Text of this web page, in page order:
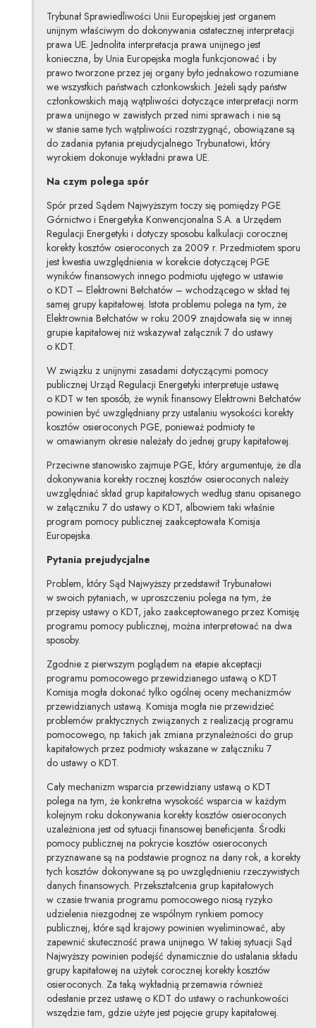
Trybunał Sprawiedliwości Unii Europejskiej jest organem
unijnym właściwym do dokonywania ostatecznej interpretacji
prawa UE. Jednolita interpretacja prawa unijnego jest
konieczna, by Unia Europejska mogła funkcjonować i by
prawo tworzone przez jej organy było jednakowo rozumiane
we wszystkich państwach członkowskich. Jeżeli sądy państw
członkowskich mają wątpliwości dotyczące interpretacji norm
prawa unijnego w zawisłych przed nimi sprawach i nie są
w stanie same tych wątpliwości rozstrzygnąć, obowiązane są
do zadania pytania prejudycjalnego Trybunałowi, który
wyrokiem dokonuje wykładni prawa UE.
Na czym polega spór
Spór przed Sądem Najwyższym toczy się pomiędzy PGE
Górnictwo i Energetyka Konwencjonalna S.A. a Urzędem
Regulacji Energetyki i dotyczy sposobu kalkulacji corocznej
korekty kosztów osieroconych za 2009 r. Przedmiotem sporu
jest kwestia uwzględnienia w korekcie dotyczącej PGE
wyników finansowych innego podmiotu ujętego w ustawie
o KDT – Elektrowni Bełchatów – wchodzącego w skład tej
samej grupy kapitałowej. Istota problemu polega na tym, że
Elektrownia Bełchatów w roku 2009 znajdowała się w innej
grupie kapitałowej niż wskazywał załącznik 7 do ustawy
o KDT.
W związku z unijnymi zasadami dotyczącymi pomocy
publicznej Urząd Regulacji Energetyki interpretuje ustawę
o KDT w ten sposób, że wynik finansowy Elektrowni Bełchatów
powinien być uwzględniany przy ustalaniu wysokości korekty
kosztów osieroconych PGE, ponieważ podmioty te
w omawianym okresie należały do jednej grupy kapitałowej.
Przeciwne stanowisko zajmuje PGE, który argumentuje, że dla
dokonywania korekty rocznej kosztów osieroconych należy
uwzględniać skład grup kapitałowych według stanu opisanego
w załączniku 7 do ustawy o KDT, albowiem taki właśnie
program pomocy publicznej zaakceptowała Komisja
Europejska.
Pytania prejudycjalne
Problem, który Sąd Najwyższy przedstawił Trybunałowi
w swoich pytaniach, w uproszczeniu polega na tym, że
przepisy ustawy o KDT, jako zaakceptowanego przez Komisję
programu pomocy publicznej, można interpretować na dwa
sposoby.
Zgodnie z pierwszym poglądem na etapie akceptacji
programu pomocowego przewidzianego ustawą o KDT
Komisja mogła dokonać tylko ogólnej oceny mechanizmów
przewidzianych ustawą. Komisja mogła nie przewidzieć
problemów praktycznych związanych z realizacją programu
pomocowego, np. takich jak zmiana przynależności do grup
kapitałowych przez podmioty wskazane w załączniku 7
do ustawy o KDT.
Cały mechanizm wsparcia przewidziany ustawą o KDT
polega na tym, że konkretna wysokość wsparcia w każdym
kolejnym roku dokonywania korekty kosztów osieroconych
uzależniona jest od sytuacji finansowej beneficjenta. Środki
pomocy publicznej na pokrycie kosztów osieroconych
przyznawane są na podstawie prognoz na dany rok, a korekty
tych kosztów dokonywane są po uwzględnieniu rzeczywistych
danych finansowych. Przekształcenia grup kapitałowych
w czasie trwania programu pomocowego niosą ryzyko
udzielenia niezgodnej ze wspólnym rynkiem pomocy
publicznej, które sąd krajowy powinien wyeliminować, aby
zapewnić skuteczność prawa unijnego. W takiej sytuacji Sąd
Najwyższy powinien podejść dynamicznie do ustalania składu
grupy kapitałowej na użytek corocznej korekty kosztów
osieroconych. Za taką wykładnią przemawia również
odesłanie przez ustawę o KDT do ustawy o rachunkowości
wszędzie tam, gdzie użyte jest pojęcie grupy kapitałowej.